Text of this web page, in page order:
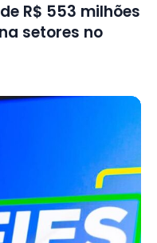
R$ 553 milhões
setores no